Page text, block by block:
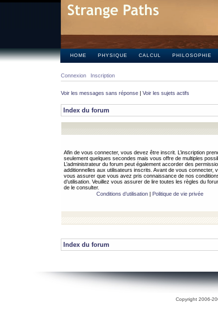
HOME PHYSIQUE CALCUL PHILOSOPHIE
Connexion Inscription
Voir les messages sans réponse | Voir les sujets actifs
Index du forum
Afin de vous connecter, vous devez être inscrit. L’inscription
seulement quelques secondes mais vous offre de multiples
L’administrateur du forum peut également accorder des
additionnelles aux utilisateurs inscrits. Avant de vous connecter,
vous assurer que vous avez pris connaissance de nos
d’utilisation. Veuillez vous assurer de lire toutes les règles du
de le consulter.
Conditions d’utilisation| Politique de vie privée
Index du forum
Copyright 2006-